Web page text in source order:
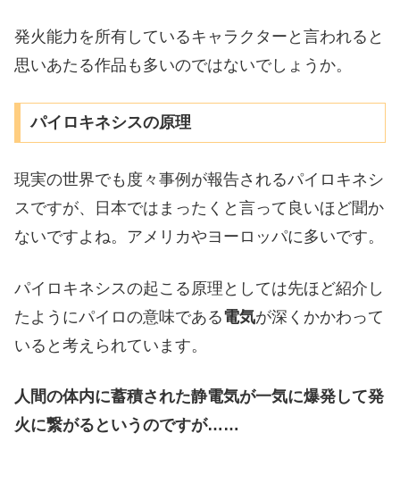
発火能力を所有しているキャラクターと言われると
思いあたる作品も多いのではないでしょうか。
パイロキネシスの原理
現実の世界でも度々事例が報告されるパイロキネシ
スですが、日本ではまったくと言って良いほど聞か
ないですよね。アメリカやヨーロッパに多いです。
パイロキネシスの起こる原理としては先ほど紹介し
たようにパイロの意味である電気が深くかかわって
いると考えられています。
人間の体内に蓄積された静電気が一気に爆発して発
火に繋がるというのですが……